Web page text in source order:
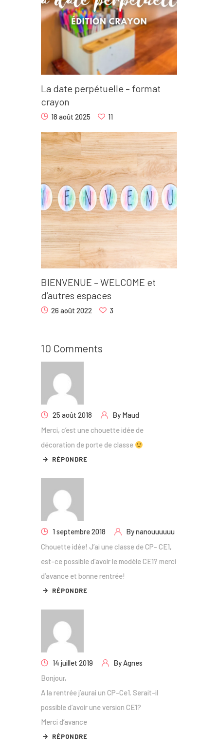
La date perpétuelle – format
crayon
18 août 2025 11
BIENVENUE – WELCOME et
d’autres espaces
26 août 2022 3
10 Comments
25 août 2018 By Maud
Merci, c’est une chouette idée de
décoration de porte de classe
RÉPONDRE
1 septembre 2018 Bynanouuuuuu
Chouette idée! J’ai une classe de CP- CE1,
est-ce possible d’avoir le modèle CE1? merci
d’avance et bonne rentrée!
RÉPONDRE
14 juillet 2019 By Agnes
Bonjour,
A la rentrée j’aurai un CP-Ce1. Serait-il
possible d’avoir une version CE1?
Merci d’avance
RÉPONDRE